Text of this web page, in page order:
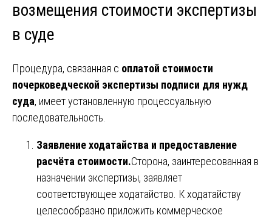
возмещения стоимости экспертизы
в суде
Процедура, связанная с оплатой стоимости
почерковедческой экспертизы подписи для нужд
суда, имеет установленную процессуальную
последовательность.
Заявление ходатайства и предоставление
расчёта стоимости.Сторона, заинтересованная в
назначении экспертизы, заявляет
соответствующее ходатайство. К ходатайству
целесообразно приложить коммерческое